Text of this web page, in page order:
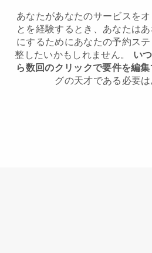
あなたがあなたのサービスを
とを経験するとき、あなたは
にするためにあなたの予約ス
整したいかもしれません。 い
ら数回のクリックで要件を編
グの天才である必要は